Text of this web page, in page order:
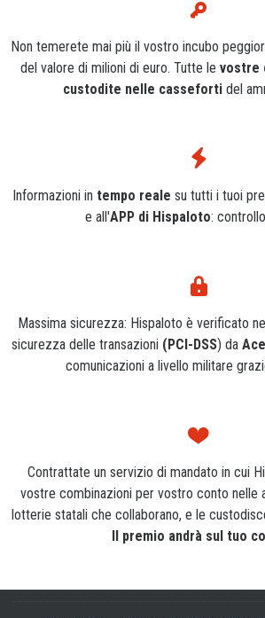
Non temerete mai più il vostro incubo
del valore di milioni di euro. Tutte le vostre
custodite nelle cassefortidel
Informazioni in tempo reale su tutti i tuoi
e all'APP di Hispaloto:
Massima sicurezza: Hispaloto è verificato
sicurezza delle transazioni (PCI-DSS) da
comunicazioni a livello militare
Contrattate un servizio di mandato in cui
vostre combinazioni per vostro conto nelle
lotterie statali che collaborano, e le
Il premio andrà sul tuo